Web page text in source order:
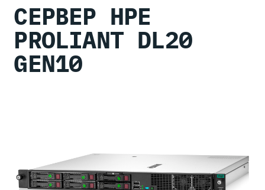
СЕРВЕР HPE
PROLIANT DL20
GEN10